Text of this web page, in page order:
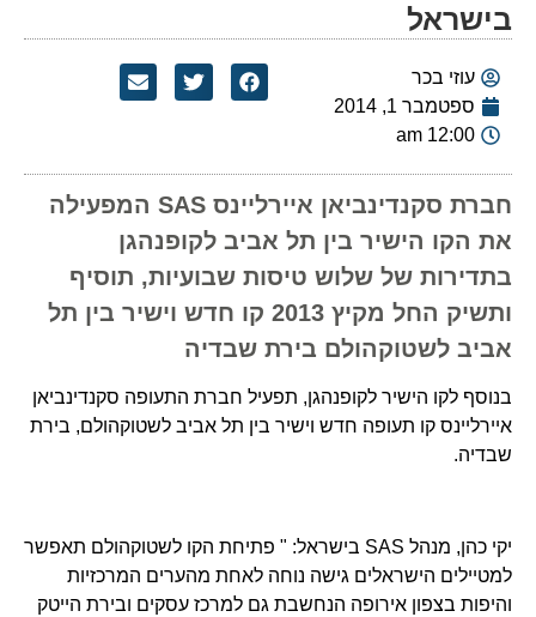
בישראל
עוזי בכר
ספטמבר 1, 2014
12:00 am
חברת סקנדינביאן איירליינס SAS המפעילה
את הקו הישיר בין תל אביב לקופנהגן
בתדירות של שלוש טיסות שבועיות, תוסיף
ותשיק החל מקיץ 2013 קו חדש וישיר בין תל
אביב לשטוקהולם בירת שבדיה
בנוסף לקו הישיר לקופנהגן, תפעיל חברת התעופה סקנדינביאן
איירליינס קו תעופה חדש וישיר בין תל אביב לשטוקהולם, בירת
שבדיה.
יקי כהן, מנהל SAS בישראל: " פתיחת הקו לשטוקהולם תאפשר
למטיילים הישראלים גישה נוחה לאחת מהערים המרכזיות
והיפות בצפון אירופה הנחשבת גם למרכז עסקים ובירת הייטק